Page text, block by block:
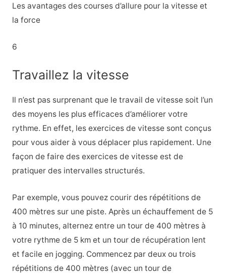
Les avantages des courses d’allure pour la vitesse et
la force
6
Travaillez la vitesse
Il n’est pas surprenant que le travail de vitesse soit l’un
des moyens les plus efficaces d’améliorer votre
rythme. En effet, les exercices de vitesse sont conçus
pour vous aider à vous déplacer plus rapidement. Une
façon de faire des exercices de vitesse est de
pratiquer des intervalles structurés.
Par exemple, vous pouvez courir des répétitions de
400 mètres sur une piste. Après un échauffement de 5
à 10 minutes, alternez entre un tour de 400 mètres à
votre rythme de 5 km et un tour de récupération lent
et facile en jogging. Commencez par deux ou trois
répétitions de 400 mètres (avec un tour de